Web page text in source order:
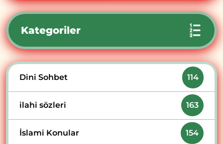
Kategoriler
Dini Sohbet 114
ilahi sözleri 163
İslami Konular 154